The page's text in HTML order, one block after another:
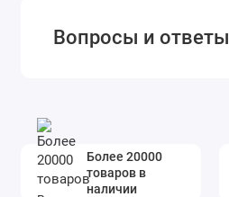
Вопросы и ответы
Более 20000
товаров в
наличии